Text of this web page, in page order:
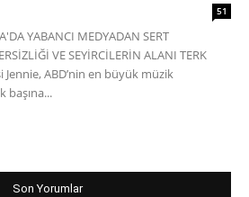
51
YABANCI MEDYADAN SERT
VE SEYİRCİLERİN ALANI TERK
Jennie, ABD’nin en büyük müzik
başına...
Son Yorumlar